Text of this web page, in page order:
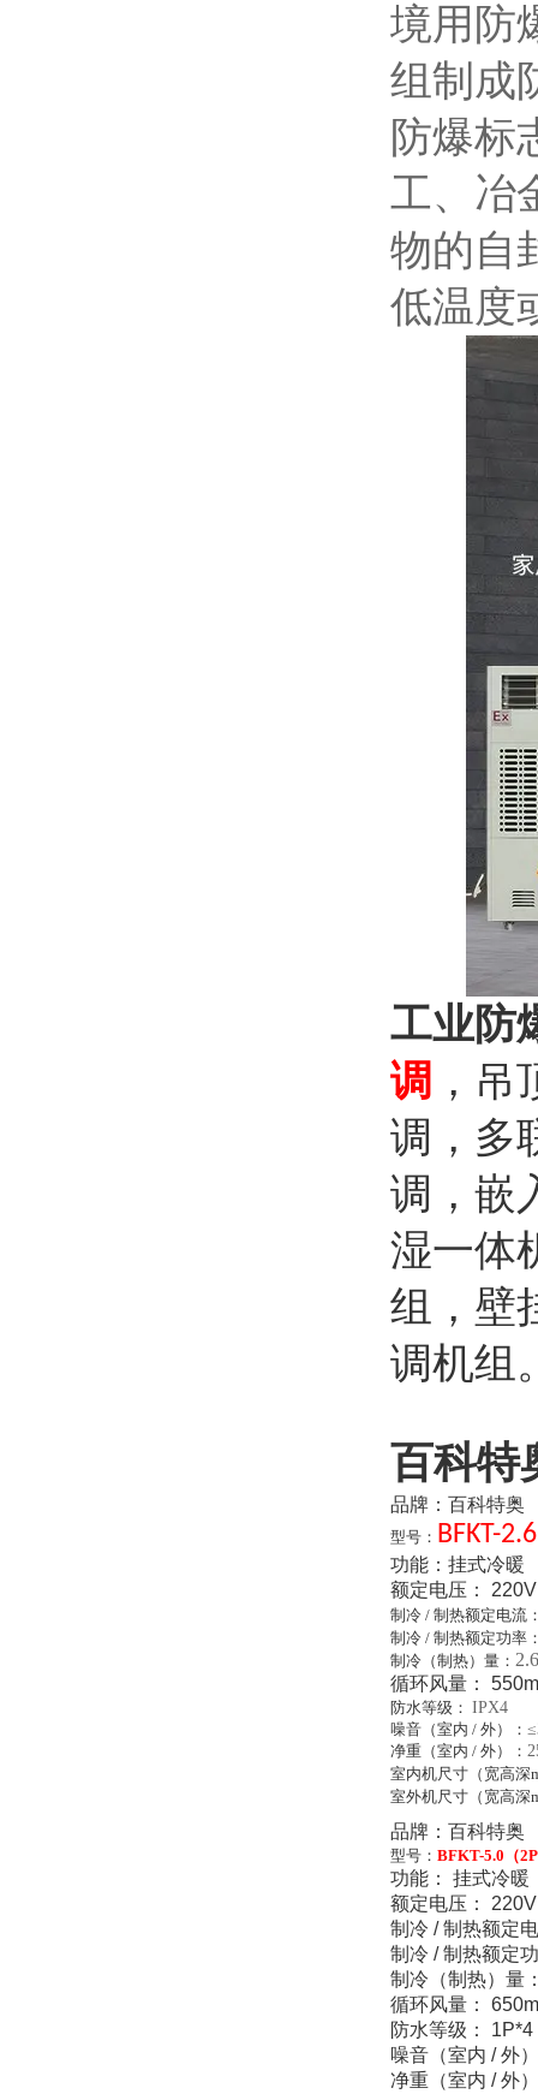
境用防
组制成
防爆标
工、冶
物的自
低温度
工业防
调 ，
调，多
调，嵌
湿一体
组，壁
调机组
百科特
品牌：百科特奥
型号： BFKT-2.6
功能：挂式冷暖
额定电压：
制冷 / 制热额定电流
制冷 / 制热额定功率
制冷（制热）量：
循环风量：
防水等级： IPX4
噪音（室内 / 外）：
净重（室内 / 外）：
室内机尺寸（宽高深
室外机尺寸（宽高深
品牌：百科特奥
型号： BFKT-5.0（
功能： 挂式冷暖
额定电压：
制冷 / 制热额定
制冷 / 制热额定
制冷（制热）量
循环风量：
防水等级： 1P*4
噪音（室内 / 外
净重（室内 / 外